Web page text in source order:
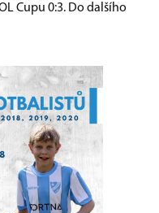
Cupu 0:3. Do dalšího